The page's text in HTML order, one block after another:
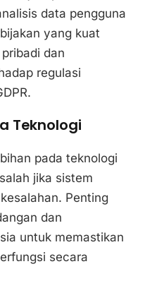
data pengguna
yang kuat
dan
regulasi
Teknologi
pada teknologi
jika sistem
Penting
dan
untuk memastikan
secara